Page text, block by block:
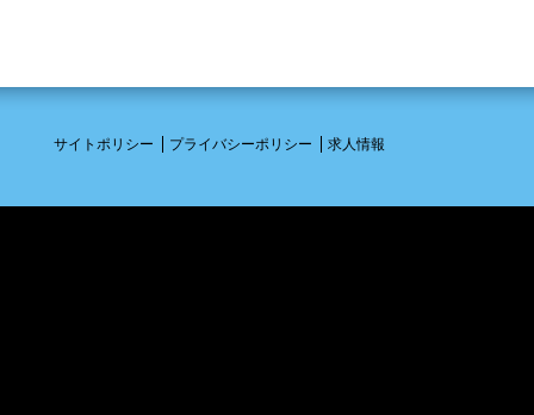
サイトポリシー プライバシーポリシー 求人情報